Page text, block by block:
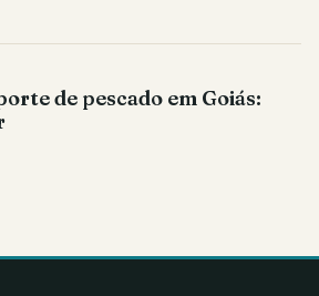
de pescado em Goiás: